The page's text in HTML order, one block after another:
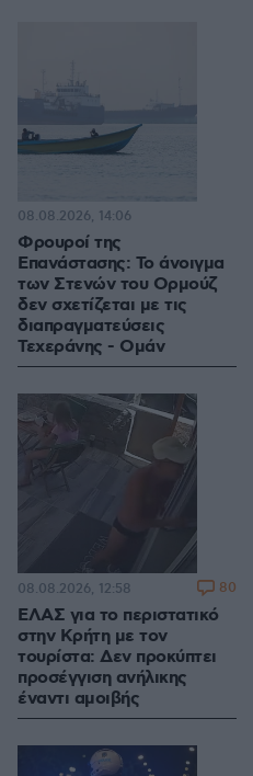
Φρουροί της
Επανάστασης: Το άνοιγμα
των Στενών του Ορμούζ
δεν σχετίζεται με τις
διαπραγματεύσεις
Τεχεράνης - Ομάν
08.08.2026, 14:06
ΕΛΑΣ για το περιστατικό
στην Κρήτη με τον
τουρίστα: Δεν προκύπτει
προσέγγιση ανήλικης
έναντι αμοιβής
08.08.2026, 12:58 80